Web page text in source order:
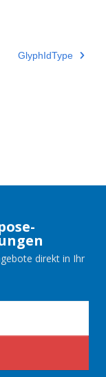
GlyphIdType
direkt in Ihr